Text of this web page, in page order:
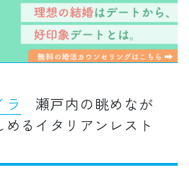
瀬戸内の眺めなが
めるイタリアンレスト